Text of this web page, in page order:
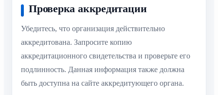
Проверка аккредитации
Убедитесь, что организация действительно
аккредитована. Запросите копию
аккредитационного свидетельства и проверьте его
подлинность. Данная информация также должна
быть доступна на сайте аккредитующего органа.